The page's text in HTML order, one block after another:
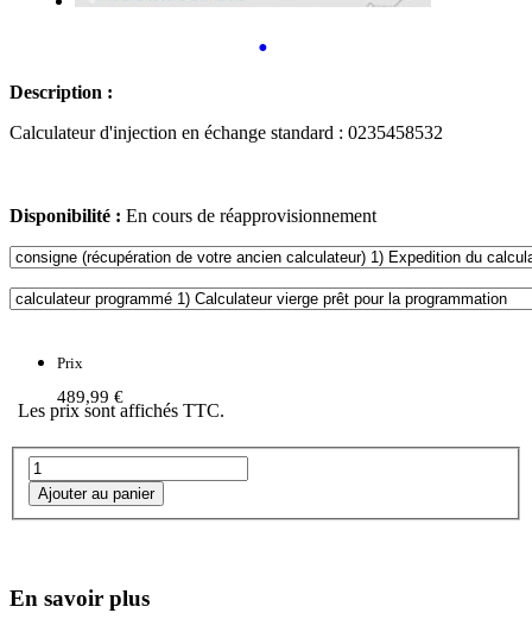
•
Description :
Calculateur d'injection en échange standard : 0235458532
Disponibilité : En cours de réapprovisionnement
Prix
489,99 €
Les prix sont affichés TTC.
En savoir plus